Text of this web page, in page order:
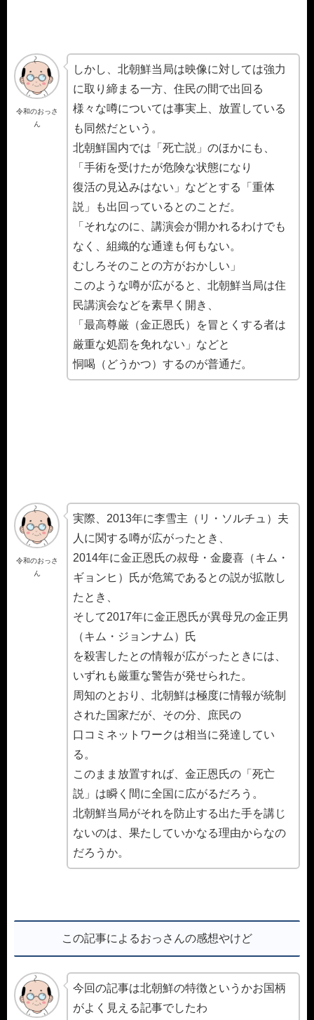
令和のおっさ
ん
しかし、北朝鮮当局は映像に対しては強力
に取り締まる一方、住民の間で出回る
様々な噂については事実上、放置している
も同然だという。
北朝鮮国内では「死亡説」のほかにも、
「手術を受けたが危険な状態になり
復活の見込みはない」などとする「重体
説」も出回っているとのことだ。
「それなのに、講演会が開かれるわけでも
なく、組織的な通達も何もない。
むしろそのことの方がおかしい」
このような噂が広がると、北朝鮮当局は住
民講演会などを素早く開き、
「最高尊厳（金正恩氏）を冒とくする者は
厳重な処罰を免れない」などと
恫喝（どうかつ）するのが普通だ。
令和のおっさ
ん
実際、2013年に李雪主（リ・ソルチュ）夫
人に関する噂が広がったとき、
2014年に金正恩氏の叔母・金慶喜（キム・
ギョンヒ）氏が危篤であるとの説が拡散し
たとき、
そして2017年に金正恩氏が異母兄の金正男
（キム・ジョンナム）氏
を殺害したとの情報が広がったときには、
いずれも厳重な警告が発せられた。
周知のとおり、北朝鮮は極度に情報が統制
された国家だが、その分、庶民の
口コミネットワークは相当に発達してい
る。
このまま放置すれば、金正恩氏の「死亡
説」は瞬く間に全国に広がるだろう。
北朝鮮当局がそれを防止する出た手を講じ
ないのは、果たしていかなる理由からなの
だろうか。
この記事によるおっさんの感想やけど
今回の記事は北朝鮮の特徴というかお国柄
がよく見える記事でしたわ